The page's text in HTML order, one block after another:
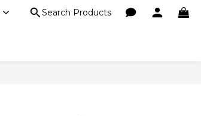
Search Products